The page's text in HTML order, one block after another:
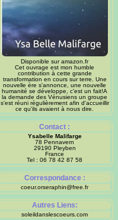
Disponible sur amazon.fr
Cet ouvrage est mon humble
contribution à cette grande
transformation en cours sur terre. Une
nouvelle ère s'annonce, une nouvelle
humanité se développe, c'est un fait!A
la demande des Vénusiens un groupe
s'est réuni régulièrement afin d'accueillir
ce qu'ils avaient à nous dire.
Contact :
Ysabelle Malifarge
78 Pennavern
29190 Pleyben
France
Tel : 06 78 42 87 58
Correspondance :
coeur.orseraphin@free.fr
Autres Liens:
soleildanslescoeurs.com